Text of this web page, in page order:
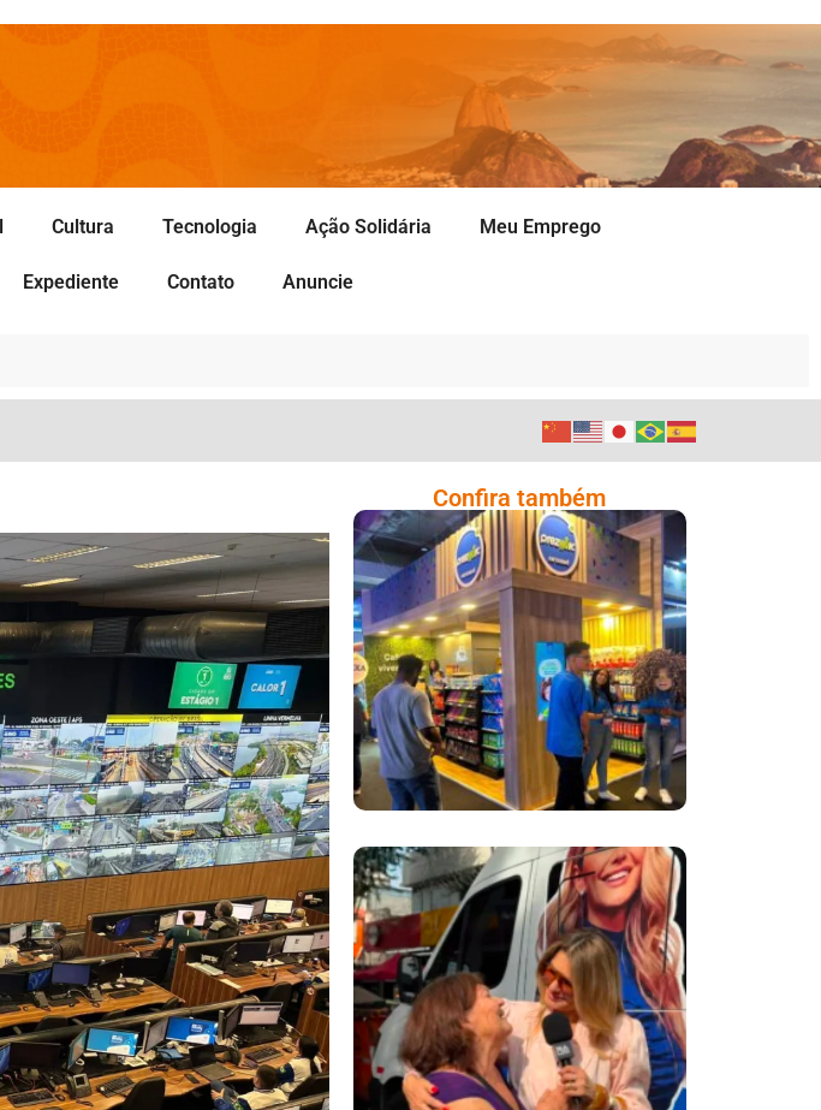
Cultura Tecnologia Ação Solidária Meu Emprego
Expediente Contato Anuncie
Confira também
Cencosud Promove
Inovação No Brasil
Com A Participação
Do Prezunic No Rio
Innovation Week
2026
​Segurança Pública
Lidera Queixas De
Moradores Do Rio Em
Escuta Promovida
Por Antônia
Fontenelle